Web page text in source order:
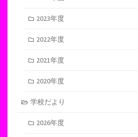
2023年度
2022年度
2021年度
2020年度
学校だより
2026年度